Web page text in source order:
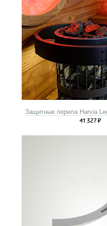
Защитные перила Harvia
41 327₽